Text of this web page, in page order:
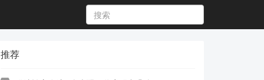
推荐